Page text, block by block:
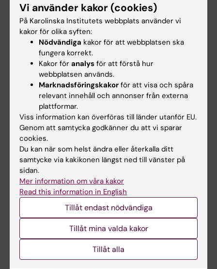
På gång
Nyheter
Kalender
Schema
Studentmejlen
Kurs- och programwebbar
Student på KI
Medarbetarportalen
Universitetsbiblioteket
Vi använder kakor (cookies)
På Karolinska Institutets webbplats använder vi
kakor för olika syften:
Nödvändiga kakor för att webbplatsen ska
fungera korrekt.
Kakor för analys för att förstå hur
webbplatsen används.
Marknadsföringskakor för att visa och spåra
relevant innehåll och annonser från externa
plattformar.
Viss information kan överföras till länder utanför EU.
Genom att samtycka godkänner du att vi sparar
cookies.
Du kan när som helst ändra eller återkalla ditt
samtycke via kakikonen längst ned till vänster på
sidan.
Mer information om våra kakor
Read this information in English
Tillåt endast nödvändiga
Tillåt mina valda kakor
Tillåt alla